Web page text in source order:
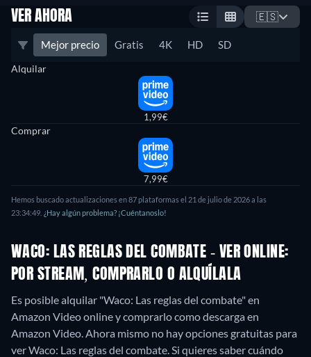
VER AHORA 🇪🇸
Mejor precio Gratis 4K HD SD
Alquilar
1,99€
Comprar
7,99€
Hemos buscado actualizaciones en 87 plataformas el 21 de julio de 2026 a las
23:34:49. ¿Hay algún problema? ¡Cuéntanoslo!
WACO: LAS REGLAS DEL COMBATE - VER ONLINE:
POR STREAM, COMPRARLO O ALQUÍLALA
Es posible alquilar "Waco: Las reglas del combate" en
Amazon Video online y comprarlo como descarga en
Amazon Video.Ahora mismo no hay opciones gratuitas para
ver Waco: Las reglas del combate. Si quieres saber cuándo